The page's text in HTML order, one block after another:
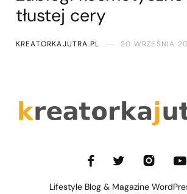
tłustej cery
KREATORKAJUTRA.PL 20 WRZEŚNIA
Lifestyle Blog & Magazine